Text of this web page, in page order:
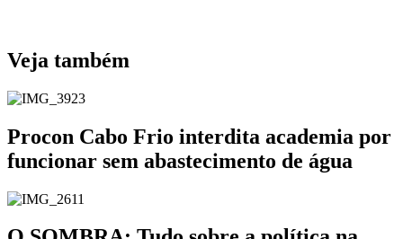
Veja também
Procon Cabo Frio interdita academia por
funcionar sem abastecimento de água